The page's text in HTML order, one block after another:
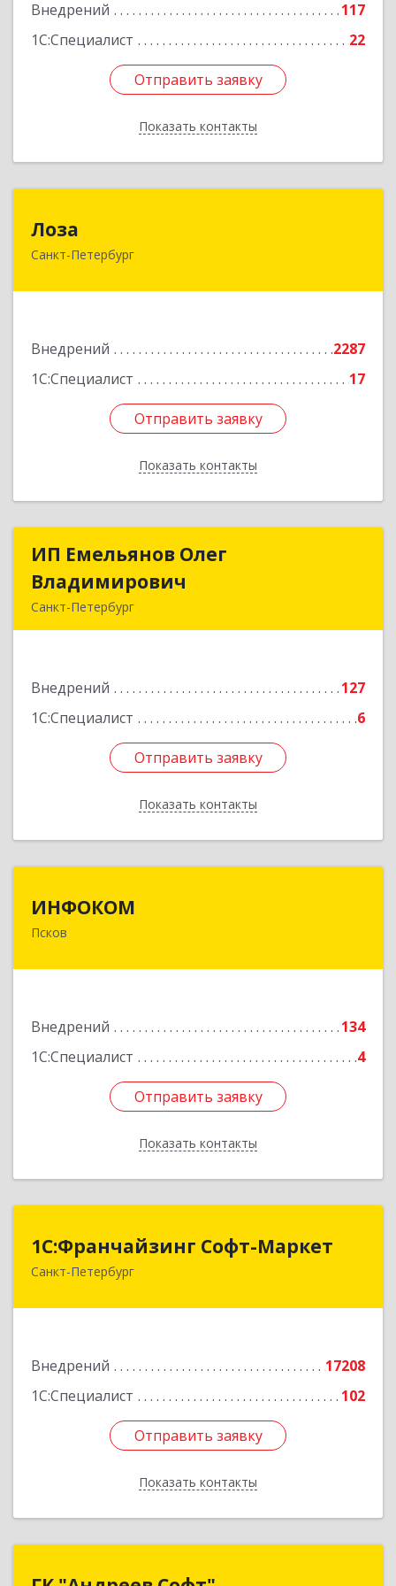
Внедрений
117
1С:Специалист
22
Отправить заявку
Показать контакты
Подробнее
Отправить заявку
Назад
Лоза
Санкт-Петербург
Внедрений
2287
1С:Специалист
17
Отправить заявку
Показать контакты
194044, Санкт-Петербург г, Выборгская наб,
Отправить заявку
Назад
ИП Емельянов Олег
Владимирович
Санкт-Петербург
Внедрений
127
1С:Специалист
6
Отправить заявку
Показать контакты
ИП Емельянов Олег
Подробнее
Отправить заявку
Назад
ИНФОКОМ
Псков
Внедрений
134
1С:Специалист
4
Отправить заявку
Показать контакты
180000, Псковская обл, Псков г, Советская ул,
Отправить заявку
Назад
1С:Франчайзинг Софт-Маркет
Санкт-Петербург
Внедрений
17208
1С:Специалист
102
Отправить заявку
Показать контакты
1С:Франчайзинг Софт-Маркет
Санкт-Петербург г, Суворовский проспект, 10
Отправить заявку
Назад
ГК "Андреев Софт"